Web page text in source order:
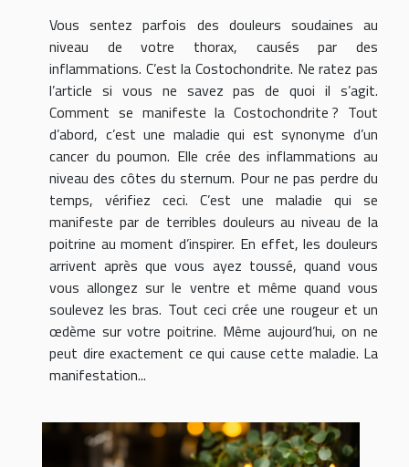
Vous sentez parfois des douleurs soudaines au
niveau de votre thorax, causés par des
inflammations. C’est la Costochondrite. Ne ratez pas
l’article si vous ne savez pas de quoi il s’agit.
Comment se manifeste la Costochondrite ? Tout
d’abord, c’est une maladie qui est synonyme d’un
cancer du poumon. Elle crée des inflammations au
niveau des côtes du sternum. Pour ne pas perdre du
temps, vérifiez ceci. C’est une maladie qui se
manifeste par de terribles douleurs au niveau de la
poitrine au moment d’inspirer. En effet, les douleurs
arrivent après que vous ayez toussé, quand vous
vous allongez sur le ventre et même quand vous
soulevez les bras. Tout ceci crée une rougeur et un
œdème sur votre poitrine. Même aujourd’hui, on ne
peut dire exactement ce qui cause cette maladie. La
manifestation...